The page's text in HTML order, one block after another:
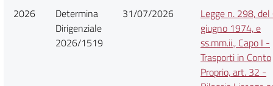
2026
Determina
Dirigenziale
2026/1519
31/07/2026
Legge n. 298, del
giugno 1974, e
ss.mm.ii., Capo I -
Trasporti in Conto
Proprio, art. 32 -